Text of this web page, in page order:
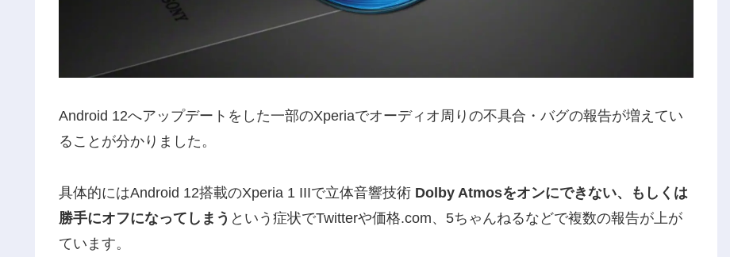
Android 12へアップデートをした一部のXperiaでオーディオ周りの不具合・バグの報告が増えてい
ることが分かりました。
具体的にはAndroid 12搭載のXperia 1 IIIで立体音響技術 Dolby Atmosをオンにできない、もしくは
勝手にオフになってしまう という症状でTwitterや価格.com、5ちゃんねるなどで複数の報告が上が
ています。